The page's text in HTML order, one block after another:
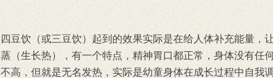
四豆饮（或三豆饮）起到的效果实际是在给人体补充能量，
蒸（生长热），有一个特点，精神胃口都正常，身体没有任
不高，但就是无名发热，实际是幼童身体在成长过程中自我